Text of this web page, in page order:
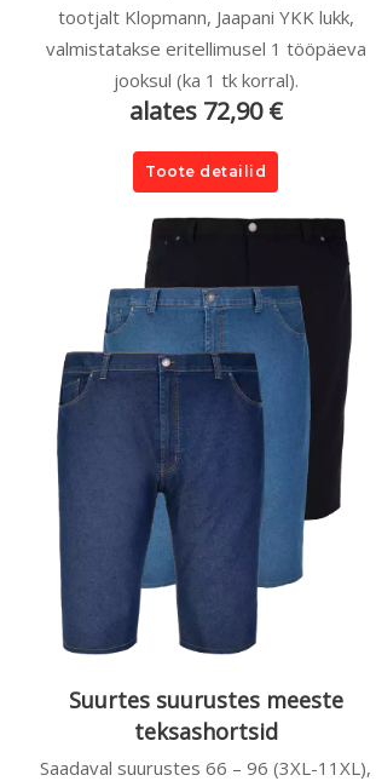
tootjalt Klopmann, Jaapani YKK lukk,
valmistatakse eritellimusel 1 tööpäeva
jooksul (ka 1 tk korral).
alates 72,90 €
Toote detailid
Suurtes suurustes meeste
teksashortsid
Saadaval suurustes 66 – 96 (3XL-11XL),